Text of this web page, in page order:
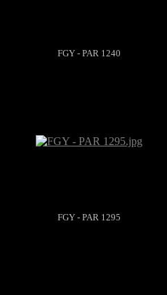
FGY - PAR 1240
FGY - PAR 1295